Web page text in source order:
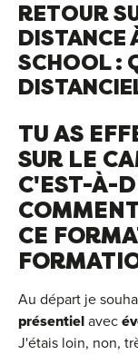
RETOUR
DISTANCE
SCHOOL :
TU AS
SUR LE
C'EST-À-
CE
Au départ je
présentiel avec
J'étais loin, non,